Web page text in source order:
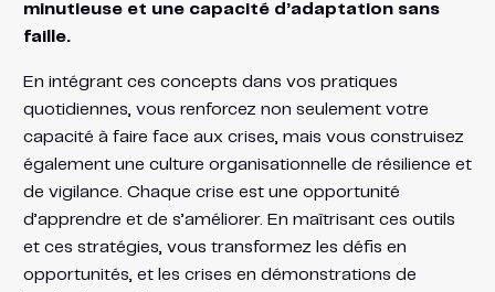
minutieuse et une capacité d’adaptation sans
faille.
En intégrant ces concepts dans vos pratiques
quotidiennes, vous renforcez non seulement votre
capacité à faire face aux crises, mais vous construisez
également une culture organisationnelle de résilience et
de vigilance. Chaque crise est une opportunité
d’apprendre et de s’améliorer. En maîtrisant ces outils
et ces stratégies, vous transformez les défis en
opportunités, et les crises en démonstrations de